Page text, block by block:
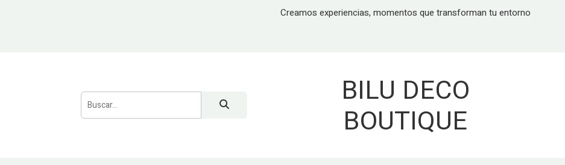
Creamos experiencias, momentos que transforman tu entorno
BILU DECO
BOUTIQUE